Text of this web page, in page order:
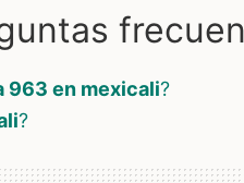
963 en mexicali?
?